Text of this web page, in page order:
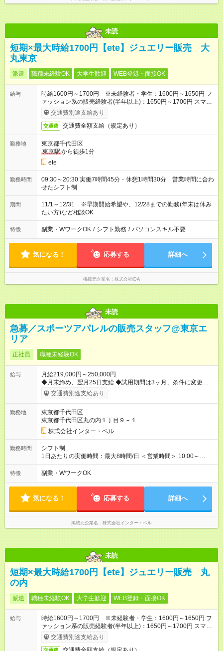
未読
短期×最大時給1700円【ete】ジュエリー販売 大
丸東京
派遣 職種未経験OK 大学生歓迎 WEB登録・面接OK
給与
時給1600円～1700円 ※未経験者・学生：1600円～1650円 フ
ァッション系の販売経験者(半年以上)：1650円～1700円 スマホ
で簡単！給料前払いサービスあり
交通費別途支給あり
交通費 交通費全額支給（規定あり）
勤務地
東京都千代田区
東京駅から徒歩1分
ete
勤務時間
09:30～20:30 実働7時間45分・休憩1時間30分 営業時間に合わ
せたシフト制
期間
11/1～12/31 ※早期開始希望や、12/28までの勤務(年末は休み
たい方)など相談OK
特徴 副業・WワークOK / シフト勤務 / パソコンスキル不要
気になる！ 応募する 詳細へ
掲載元企業名 株式会社iDA
未読
急募／スポーツアパレルの販売スタッフ@東京エ
リア
正社員 職種未経験OK
給与
月給219,000円～250,000円
◆月末締め、翌月25日支給 ◆試用期間は3ヶ月、条件に変更はあ
りません 【試用期間】試用期間あり 試用期間の長さ：3ヶ月 雇
用形態、給与は本採用時と同じです。
交通費別途支給あり
勤務地
東京都千代田区
東京都千代田区丸の内１丁目９－１
株式会社インター・ベル
勤務時間
シフト制
1日あたりの実働時間：最大8時間/日 ＜営業時間＞ 10:00～
20:00 ＜勤務時間＞ 9:30～20:30(実働8h・休憩1hのシフト制) 週
休2日制、月9日休み、残業はほぼありません 早番・遅番の2交
ができます。
特徴 副業・WワークOK
気になる！ 応募する 詳細へ
掲載元企業名 株式会社インター・ベル
未読
短期×最大時給1700円【ete】ジュエリー販売 丸
の内
派遣 職種未経験OK 大学生歓迎 WEB登録・面接OK
給与
時給1600円～1700円 ※未経験者・学生：1600円～1650円 フ
ァッション系の販売経験者(半年以上)：1650円～1700円 スマホ
で簡単！給料前払いサービスあり
交通費別途支給あり